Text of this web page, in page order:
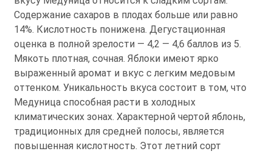
Содержание сахаров в плодах больше или равно
14%. Кислотность понижена. Дегустационная
оценка в полной зрелости — 4,2 — 4,6 баллов из 5.
Мякоть плотная, сочная. Яблоки имеют ярко
выраженный аромат и вкус с легким медовым
оттенком. Уникальность вкуса состоит в том, что
Медуница способная расти в холодных
климатических зонах. Характерной чертой яблонь,
традиционных для средней полосы, является
повышенная кислотность. Этот летний сорт